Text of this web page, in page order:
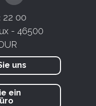
22 00
- 46500
uns
ein